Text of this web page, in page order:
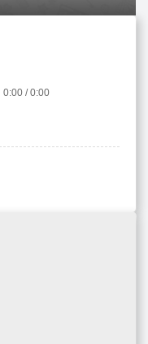
0:00 / 0:00